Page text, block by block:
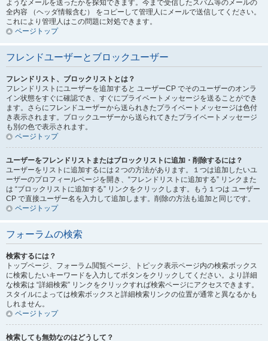
ようなメールを送ったかを探知できます。今まで受信したスパム等のメールの
全内容 （ヘッダ情報含む） をコピーして管理人にメールで送信してください。
これにより管理人はこの問題に対処できます。
ページトップ
フレンドユーザーとブロックユーザー
フレンドリスト、ブロックリストとは？
フレンドリストにユーザーを追加すると ユーザーCP でそのユーザーのオンラ
イン状態をすぐに確認でき、すぐにプライベートメッセージを送ることができ
ます。さらにフレンドユーザーから送られきたプライベートメッセージは色付
き表示されます。ブロックユーザーから送られてきたプライベートメッセージ
も別の色で表示されます。
ページトップ
ユーザーをフレンドリストまたはブロックリストに追加・削除するには？
ユーザーをリストに追加するには２つの方法があります。１つは追加したいユ
ーザーのプロフィールページを開き、“フレンドリストに追加する” リンクまた
は “ブロックリストに追加する” リンクをクリックします。もう１つは ユーザー
CP で直接ユーザー名を入力して追加します。削除の方法も追加と同じです。
ページトップ
フォーラムの検索
検索するには？
トップページ、フォーラム閲覧ページ、トピック表示ページ内の検索ボックス
に検索したいキーワードを入力してボタンをクリックしてください。より詳細
な検索は “詳細検索” リンクをクリックすれば検索ページにアクセスできます。
スタイルによっては検索ボックスと詳細検索リンクの位置が通常と異なるかも
しれません。
ページトップ
検索しても無効なのはどうして？